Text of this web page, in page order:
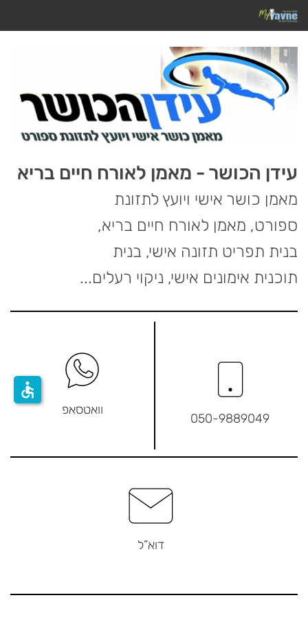
עידן הכושר - מאמן לאורח חיים בריא
מאמן כושר אישי ויועץ לתזונת
ספורט, מאמן לאורח חיים בריא,
בנית תפריט תזונה אישי, בנית
תוכנית אימונים אישי, ניקוי רעלים...
050-9889049
וואטסאפ
דוא”ל
accessible